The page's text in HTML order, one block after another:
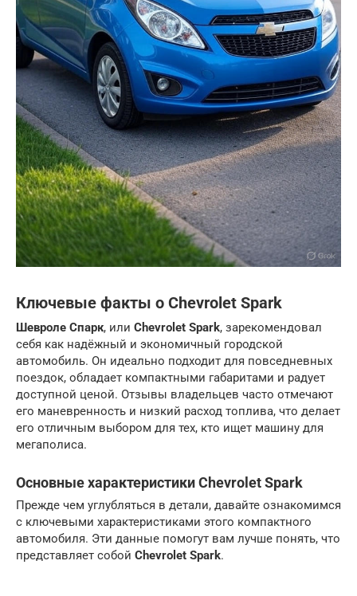
Ключевые факты о Chevrolet Spark
Шевроле Спарк, или Chevrolet Spark, зарекомендовал
себя как надёжный и экономичный городской
автомобиль. Он идеально подходит для повседневных
поездок, обладает компактными габаритами и радует
доступной ценой. Отзывы владельцев часто отмечают
его маневренность и низкий расход топлива, что делает
его отличным выбором для тех, кто ищет машину для
мегаполиса.
Основные характеристики Chevrolet Spark
Прежде чем углубляться в детали, давайте ознакомимся
с ключевыми характеристиками этого компактного
автомобиля. Эти данные помогут вам лучше понять, что
представляет собой Chevrolet Spark.